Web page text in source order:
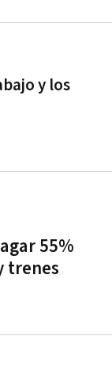
y los
55%
trenes